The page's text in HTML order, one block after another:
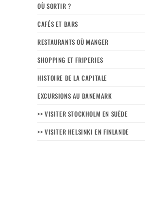
OÙ SORTIR ?
CAFÉS ET BARS
RESTAURANTS OÙ MANGER
SHOPPING ET FRIPERIES
HISTOIRE DE LA CAPITALE
EXCURSIONS AU DANEMARK
>> VISITER STOCKHOLM EN SUÈDE
>> VISITER HELSINKI EN FINLANDE